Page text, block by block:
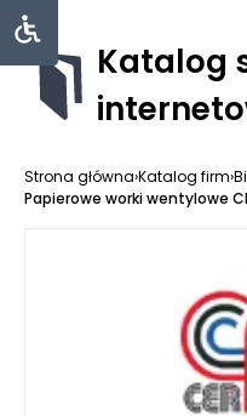
Katalog
Strona główna›Katalog firm›
Papierowe worki wentylowe